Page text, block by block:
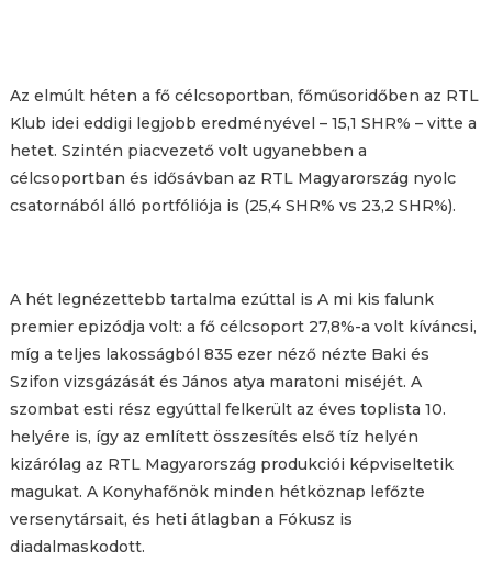
Az elmúlt héten a fő célcsoportban, főműsoridőben az RTL
Klub idei eddigi legjobb eredményével – 15,1 SHR% – vitte a
hetet. Szintén piacvezető volt ugyanebben a
célcsoportban és idősávban az RTL Magyarország nyolc
csatornából álló portfóliója is (25,4 SHR% vs 23,2 SHR%).
A hét legnézettebb tartalma ezúttal is A mi kis falunk
premier epizódja volt: a fő célcsoport 27,8%-a volt kíváncsi,
míg a teljes lakosságból 835 ezer néző nézte Baki és
Szifon vizsgázását és János atya maratoni miséjét. A
szombat esti rész egyúttal felkerült az éves toplista 10.
helyére is, így az említett összesítés első tíz helyén
kizárólag az RTL Magyarország produkciói képviseltetik
magukat. A Konyhafőnök minden hétköznap lefőzte
versenytársait, és heti átlagban a Fókusz is
diadalmaskodott.